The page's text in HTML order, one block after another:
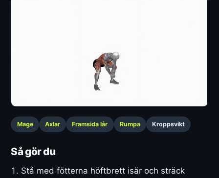
Mage Axlar Framsida lår Rumpa Kroppsvikt
Så gör du
Stå med fötterna höftbrett isär och sträck